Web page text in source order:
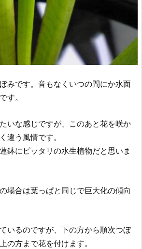
みです。音もなくいつの間にか水面
す。
いな感じですが、このあと花を咲か
違う風情です。
鉢にピッタリの水生植物だと思いま
場合は葉っぱと同じで巨大化の傾向
いるのですが、下の方から順次つぼ
の方まで花を付けます。